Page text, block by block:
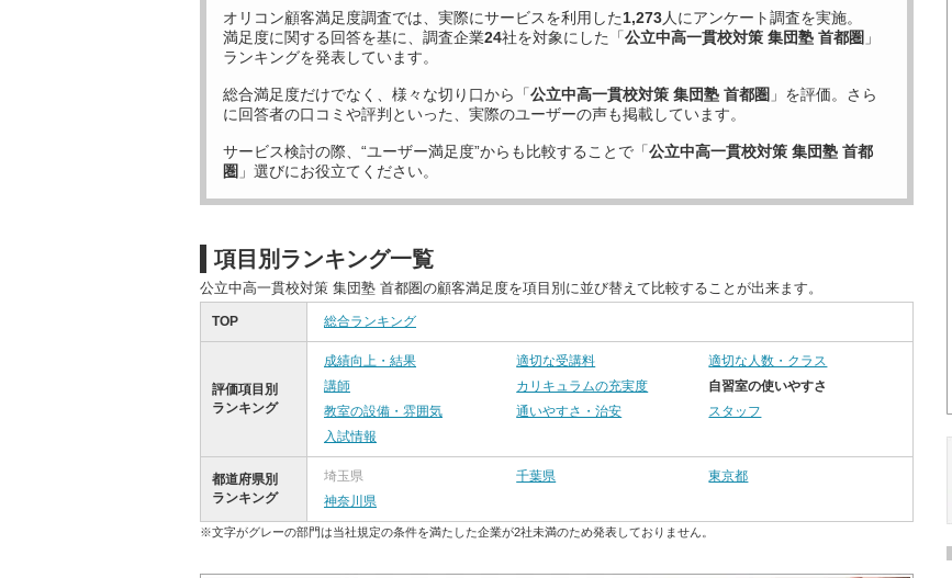
オリコン顧客満足度調査では、実際にサービスを利用した1,273人にアンケート調査を実施。
満足度に関する回答を基に、調査企業24社を対象にした「公立中高一貫校対策 集団塾 首都圏 」
ランキングを発表しています。
総合満足度だけでなく、様々な切り口から「公立中高一貫校対策 集団塾 首都圏 」を評価。さら
に回答者の口コミや評判といった、実際のユーザーの声も掲載しています。
サービス検討の際、“ユーザー満足度”からも比較することで「公立中高一貫校対策 集団塾 首都
圏 」選びにお役立てください。
項目別ランキング一覧
公立中高一貫校対策 集団塾 首都圏の顧客満足度を項目別に並び替えて比較することが出来ます。
TOP 総合ランキング
評価項目別
ランキング
成績向上・結果 適切な受講料
適切な人数・クラス
講師
カリキュラムの充実度
自習室の使いやすさ
教室の設備・雰囲気
通いやすさ・治安
スタッフ
入試情報
都道府県別
ランキング
埼玉県 千葉県
東京都
神奈川県
※文字がグレーの部門は当社規定の条件を満たした企業が2社未満のため発表しておりません。